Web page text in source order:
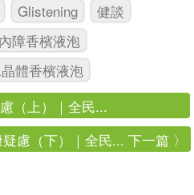
Glistening
健談
障香檳液泡
體香檳液泡
（上）｜全民...
慮（下）｜全民... 下一篇 〉